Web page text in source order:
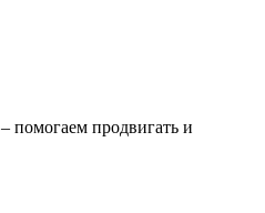
– помогаем продвигать и